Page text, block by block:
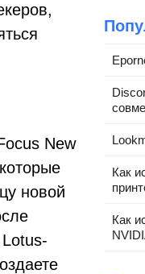
New
новой
Как
Как